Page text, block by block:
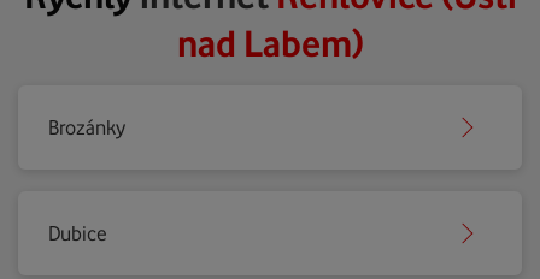
nad Labem)
Brozánky
Dubice